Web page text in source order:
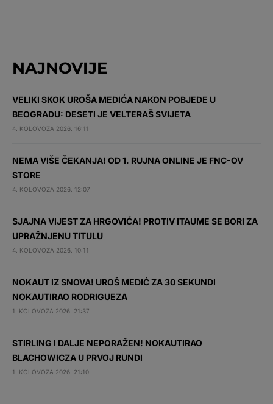
NAJNOVIJE
VELIKI SKOK UROŠA MEDIĆA NAKON POBJEDE U
BEOGRADU: DESETI JE VELTERAŠ SVIJETA
4. KOLOVOZA 2026. 16:11
NEMA VIŠE ČEKANJA! OD 1. RUJNA ONLINE JE FNC-OV
STORE
4. KOLOVOZA 2026. 12:07
SJAJNA VIJEST ZA HRGOVIĆA! PROTIV ITAUME SE BORI ZA
UPRAŽNJENU TITULU
4. KOLOVOZA 2026. 10:11
NOKAUT IZ SNOVA! UROŠ MEDIĆ ZA 30 SEKUNDI
NOKAUTIRAO RODRIGUEZA
1. KOLOVOZA 2026. 21:37
STIRLING I DALJE NEPORAŽEN! NOKAUTIRAO
BLACHOWICZA U PRVOJ RUNDI
1. KOLOVOZA 2026. 21:10